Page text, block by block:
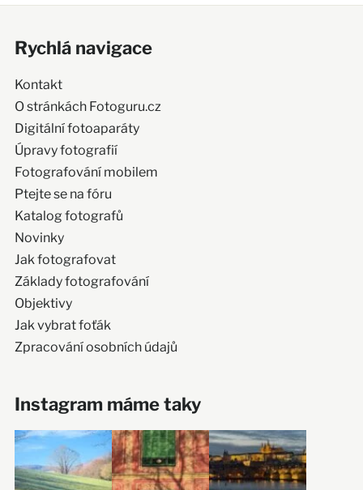
Rychlá navigace
Kontakt
O stránkách Fotoguru.cz
Digitální fotoaparáty
Úpravy fotografií
Fotografování mobilem
Ptejte se na fóru
Katalog fotografů
Novinky
Jak fotografovat
Základy fotografování
Objektivy
Jak vybrat foťák
Zpracování osobních údajů
Instagram máme taky